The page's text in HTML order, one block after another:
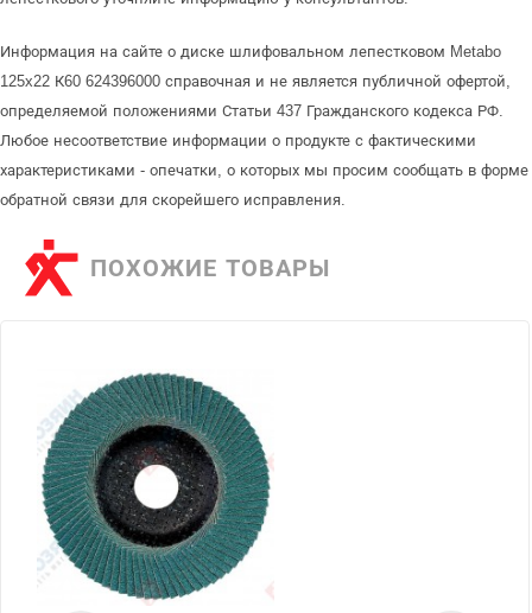
Информация на сайте о диске шлифовальном лепестковом Metabo
125x22 К60 624396000 справочная и не является публичной офертой,
определяемой положениями Статьи 437 Гражданского кодекса РФ.
Любое несоответствие информации о продукте с фактическими
характеристиками - опечатки, о которых мы просим сообщать в форме
обратной связи для скорейшего исправления.
ПОХОЖИЕ ТОВАРЫ